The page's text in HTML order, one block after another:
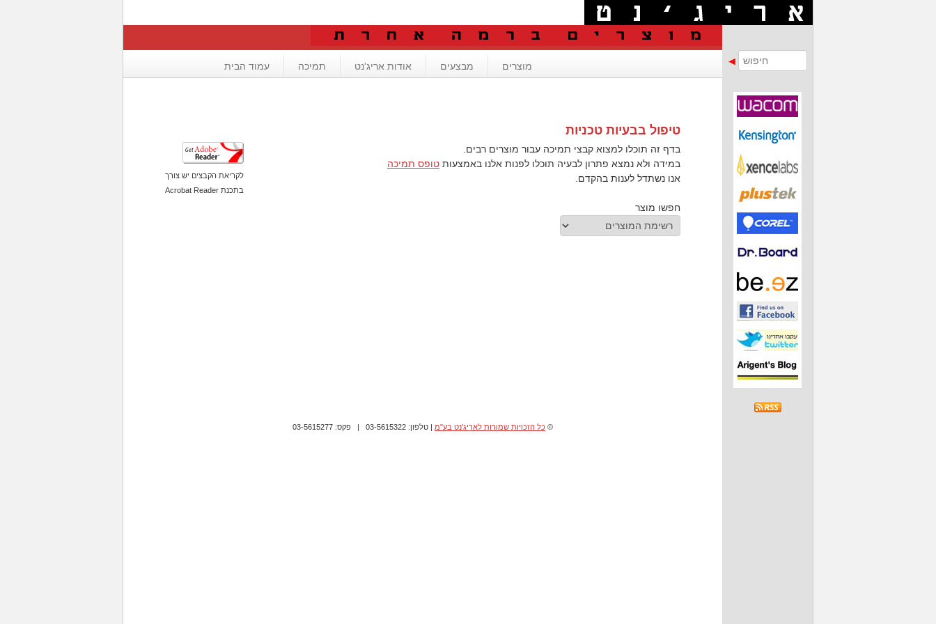
עמוד הבית תמיכה אודות אריג'נט מבצעים מוצרים
טיפול בבעיות טכניות
לקריאת הקבצים יש צורך
בתכנת Acrobat Reader
בדף זה תוכלו למצוא קבצי תמיכה עבור מוצרים רבים.
במידה ולא נמצא פתרון לבעיה תוכלו לפנות אלנו באמצעות טופס תמיכה
אנו נשתדל לענות בהקדם.
חפשו מוצר
© כל הזכויות שמורות לאריג'נט בע"מ | טלפון: 03-5615322 | פקס: 03-5615277